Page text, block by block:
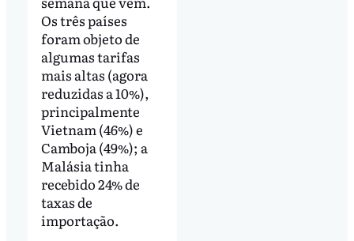
Os três países
foram objeto de
algumas tarifas
mais altas (agora
reduzidas a 10%),
principalmente
Vietnam (46%) e
Camboja (49%); a
Malásia tinha
recebido 24% de
taxas de
importação.